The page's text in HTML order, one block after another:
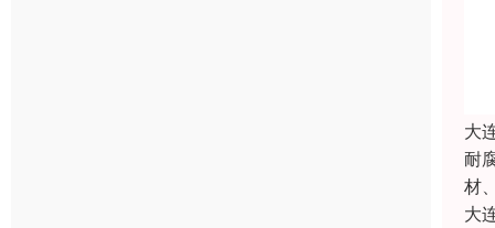
大
耐
材
大